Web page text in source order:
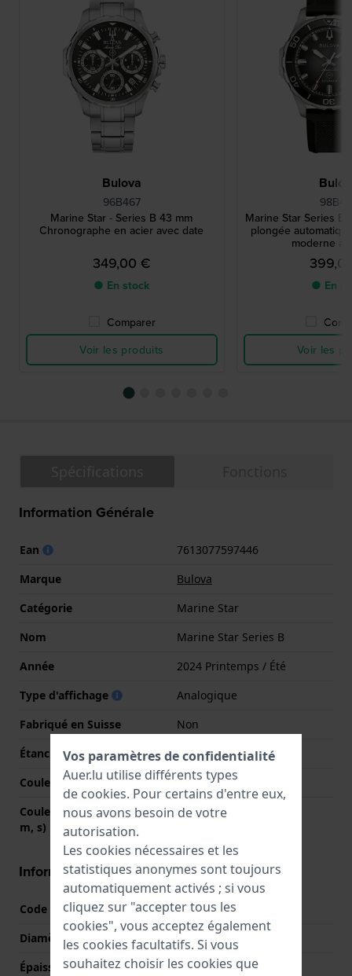
Bulova
96B467
Marine Star - Series B 43 mm
Chronographe en acier avec date
349,00 €
● En stock
Comparer
Voir les produits
Marine Star Series B
plongée
moderne
● En
Voir les
Information Générale
Ean
7613077597446
Marque
Bulova
Catégorie
Marine Star
Nom
Marine Star Series B
Année
2024 Printemps / Été
Type d'affichage
Analogique
Fabriqué en Suisse
Non
Étanchéité
10 Bar (nager)
Couleur du cadran
Nacre
Couleurs des aiguilles (h,
m, s)
Or, Or, Or
Informations boîtier
Code boîtier
C9601676
Diamètre
36 mm
Épaisseur du boîtier
9 mm
Vos paramètres de confidentialité
Auer.lu utilise différents types
de cookies. Pour certains d'entre eux,
nous avons besoin de votre
autorisation.
Les cookies nécessaires et les
statistiques anonymes sont toujours
automatiquement activés ; si vous
cliquez sur "accepter tous les
cookies", vous acceptez également
les cookies facultatifs. Si vous
souhaitez choisir les cookies que